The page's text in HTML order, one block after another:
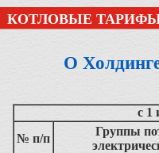
КОТЛОВЫЕ
О
с 1
№ п/п
Группы